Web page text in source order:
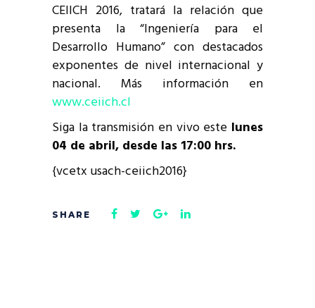
CEIICH 2016, tratará la relación que
presenta la “Ingeniería para el
Desarrollo Humano” con destacados
exponentes de nivel internacional y
nacional. Más información en
www.ceiich.cl
Siga la transmisión en vivo este lunes
04 de abril, desde las 17:00 hrs.
{vcetx usach-ceiich2016}